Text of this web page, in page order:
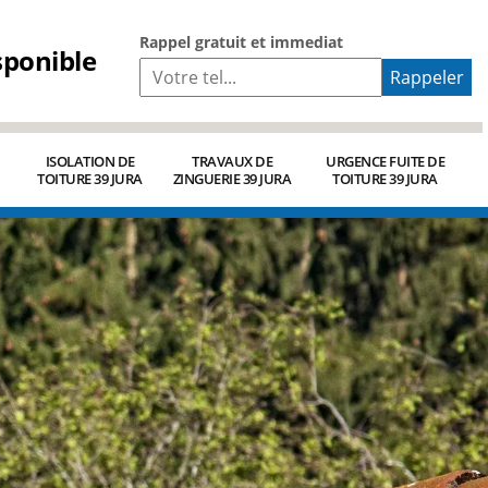
Rappel gratuit et immediat
ISOLATION DE
TOITURE 39 JURA
TRAVAUX DE
ZINGUERIE 39 JURA
URGENCE FUITE DE
TOITURE 39 JURA